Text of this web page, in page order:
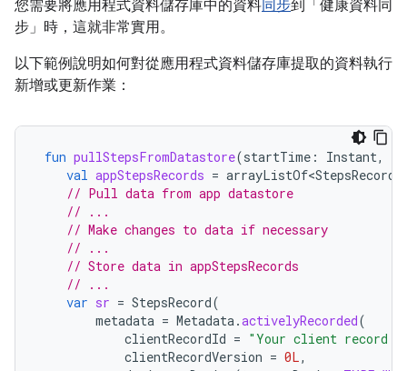
您需要將應用程式資料儲存庫中的資料 同步到「健康資料同
步」時，這就非常實用。
以下範例說明如何對從應用程式資料儲存庫提取的資料執行
新增或更新作業：
fun pullStepsFromDatastore(startTime : Instant,
val appStepsRecords = arrayListOf<StepsRecord>
// Pull data from app datastore
// ...
// Make changes to data if necessary
// ...
// Store data in appStepsRecords
// ...
var sr = StepsRecord(
metadata = Metadata.activelyRecorded(
clientRecordId = "Your client record
clientRecordVersion = 0L,